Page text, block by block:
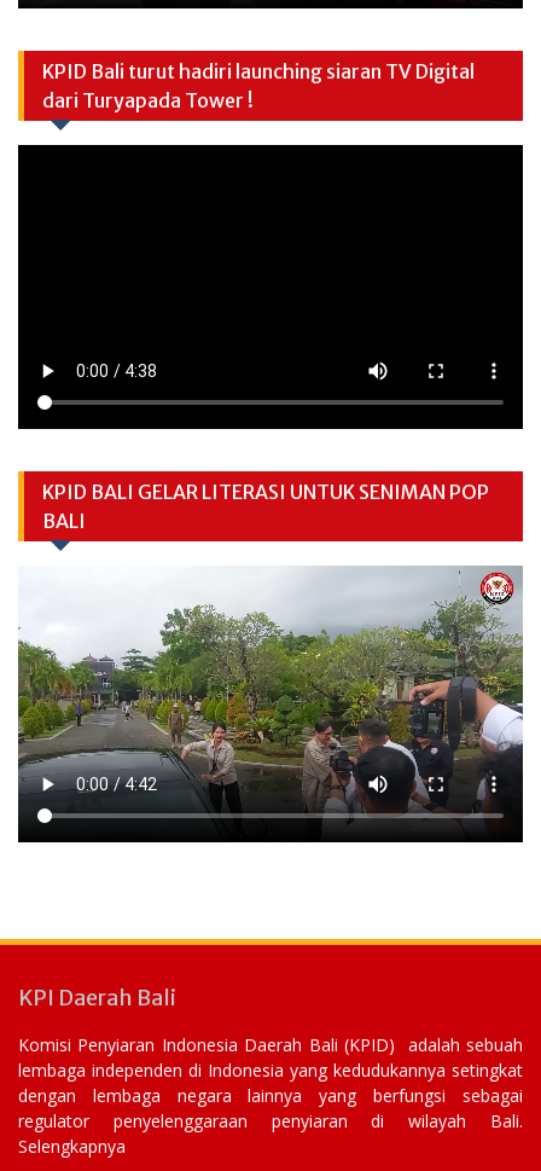
KPID Bali turut hadiri launching siaran TV Digital
dari Turyapada Tower !
KPID BALI GELAR LITERASI UNTUK SENIMAN POP
BALI
KPI Daerah Bali
Komisi Penyiaran Indonesia Daerah Bali (KPID) adalah sebuah
lembaga independen di Indonesia yang kedudukannya setingkat
dengan lembaga negara lainnya yang berfungsi sebagai
regulator penyelenggaraan penyiaran di wilayah Bali.
Selengkapnya